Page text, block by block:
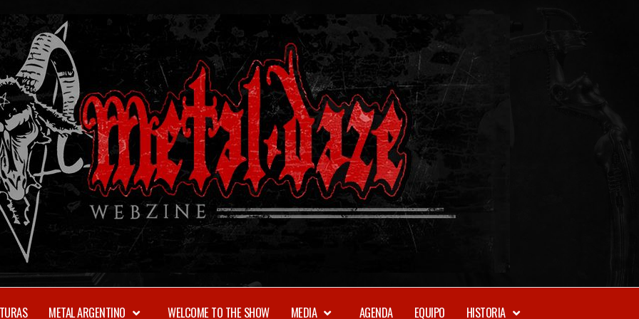
METAL-
METAL ARGENTINO WELCOME TO THE SHOW MEDIA AGENDA EQUIPO HISTORIA